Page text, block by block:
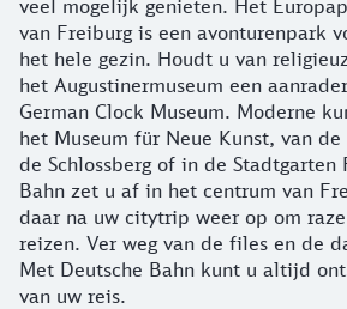
veel mogelijk genieten. Het
van Freiburg is een avonturenpark
het hele gezin. Houdt u van
het Augustinermuseum een
German Clock Museum. Moderne
het Museum für Neue Kunst, van
de Schlossberg of in de Stadtgarten
Bahn zet u af in het centrum van
daar na uw citytrip weer op om
reizen. Ver weg van de files en de
Met Deutsche Bahn kunt u altijd
van uw reis.